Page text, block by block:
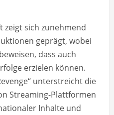
zeigt sich zunehmend
geprägt, wobei
beweisen, dass auch
erzielen können.
unterstreicht die
Streaming-Plattformen
Inhalte und